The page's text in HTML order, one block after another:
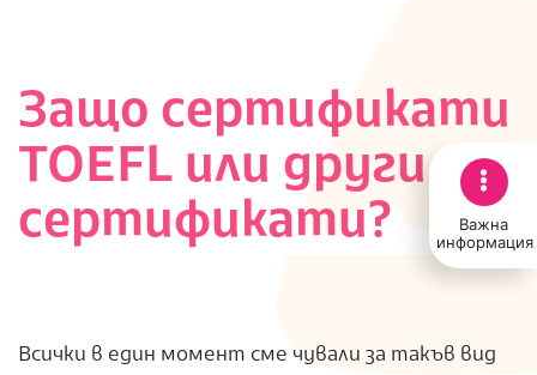
Важна
информация
Защо сертификати
TOEFL или други
сертификати?
Всички в един момент сме чували за такъв вид